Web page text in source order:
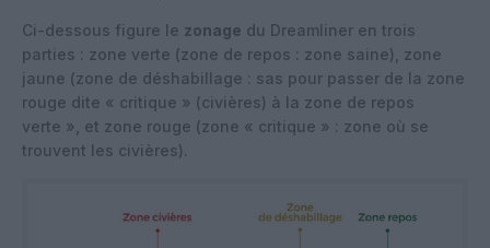
Ci-dessous figure le zonage du Dreamliner en trois
parties : zone verte (zone de repos : zone saine), zone
jaune (zone de déshabillage : sas pour passer de la zone
rouge dite « critique » (civières) à la zone de repos
verte », et zone rouge (zone « critique » : zone où se
trouvent les civières).